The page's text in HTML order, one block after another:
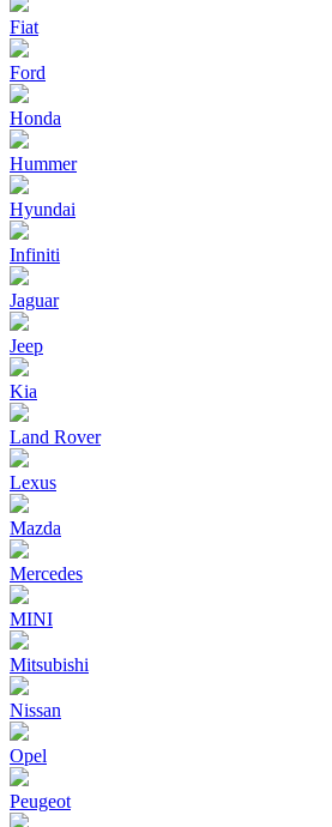
Fiat
Ford
Honda
Hummer
Hyundai
Infiniti
Jaguar
Jeep
Kia
Land Rover
Lexus
Mazda
Mercedes
MINI
Mitsubishi
Nissan
Opel
Peugeot